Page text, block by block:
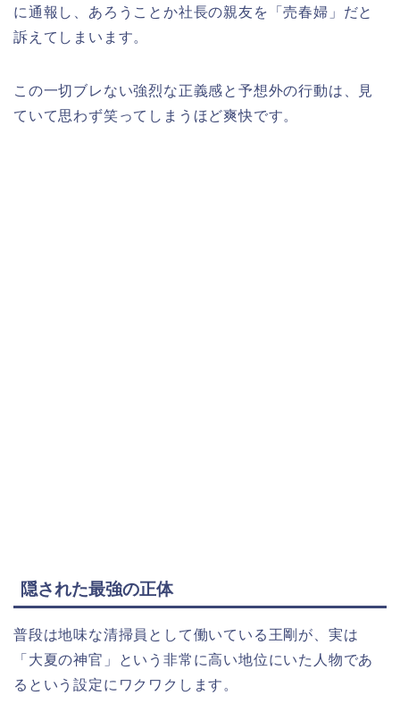
に通報し、あろうことか社長の親友を「売春婦」だと
訴えてしまいます。
この一切ブレない強烈な正義感と予想外の行動は、見
ていて思わず笑ってしまうほど爽快です。
隠された最強の正体
普段は地味な清掃員として働いている王剛が、実は
「大夏の神官」という非常に高い地位にいた人物であ
るという設定にワクワクします。